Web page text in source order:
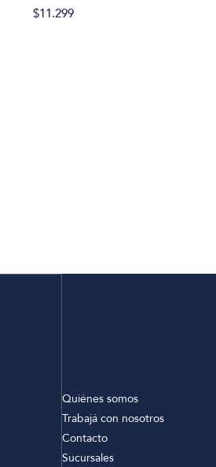
$11.299
Quiénes somos
Trabajá con nosotros
Contacto
Sucursales